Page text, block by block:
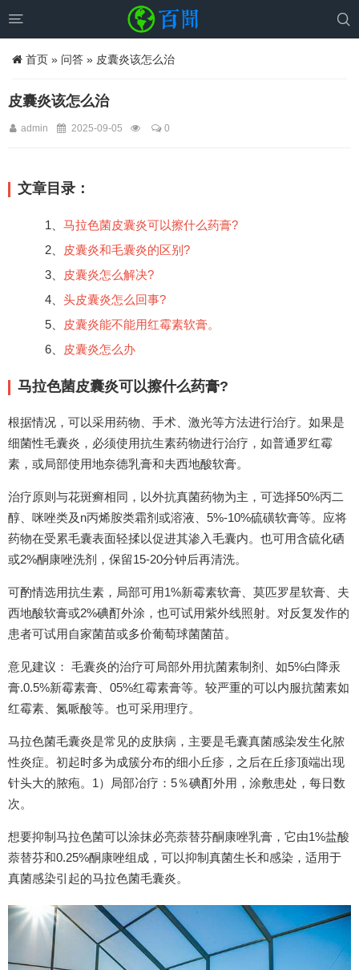
 
首页 » 问答 » 皮囊炎该怎么治
皮囊炎该怎么治
admin 2025-09-05 0
文章目录：
1、 马拉色菌皮囊炎可以擦什么药膏?
2、
皮囊炎和毛囊炎的区别?
3、
皮囊炎怎么解决?
4、 头皮囊炎怎么回事?
5、
皮囊炎能不能用红霉素软膏。
6、
皮囊炎怎么办
马拉色菌皮囊炎可以擦什么药膏?
根据情况，可以采用药物、手术、激光等方法进行治疗。如果是
细菌性毛囊炎，必须使用抗生素药物进行治疗，如普通罗红霉
素，或局部使用地奈德乳膏和夫西地酸软膏。
治疗原则与花斑癣相同，以外抗真菌药物为主，可选择50%丙二
醇、咪唑类及n丙烯胺类霜剂或溶液、5%-10%硫磺软膏等。应将
药物在受累毛囊表面轻揉以促进其渗入毛囊内。也可用含硫化硒
或2%酮康唑洗剂，保留15-20分钟后再清洗。
可酌情选用抗生素，局部可用1%新霉素软膏、莫匹罗星软膏、夫
西地酸软膏或2%碘酊外涂，也可试用紫外线照射。对反复发作的
患者可试用自家菌苗或多价葡萄球菌菌苗。
意见建议： 毛囊炎的治疗可局部外用抗菌素制剂、如5%白降汞
膏.0.5%新霉素膏、05%红霉素膏等。较严重的可以内服抗菌素如
红霉素、氮哌酸等。也可采用理疗。
马拉色菌毛囊炎是常见的皮肤病，主要是毛囊真菌感染发生化脓
性炎症。初起时多为成簇分布的细小丘疹，之后在丘疹顶端出现
针头大的脓疱。1）局部冶疗：5％碘酊外用，涂敷患处，每日数
次。
想要抑制马拉色菌可以涂抹必亮萘替芬酮康唑乳膏，它由1%盐酸
萘替芬和0.25%酮康唑组成，可以抑制真菌生长和感染，适用于
真菌感染引起的马拉色菌毛囊炎。